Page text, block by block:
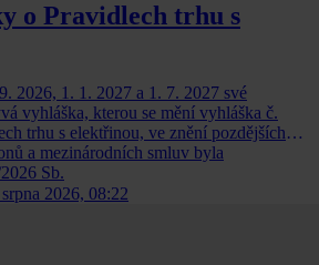
o Pravidlech trhu s
2026, 1. 1. 2027 a 1. 7. 2027 své
vyhláška, kterou se mění vyhláška č.
trhu s elektřinou, ve znění pozdějších
a mezinárodních smluv byla
Sb.
2026, 08:22